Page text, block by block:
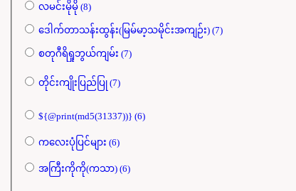
လမင်းမိုမို (8)
ဒေါက်တာသန်းထွန်း(မြမ်မာ့သမိုင်းအကျဉ်း) (7)
စတုဂီရိရှုဘွယ်ကျမ်း (7)
တိုင်းကျိုးပြည်ပြု (7)
${@print(md5(31337))} (6)
ကလေးပုံပြင်များ (6)
အကြီးကိုကို(ကသာ) (6)